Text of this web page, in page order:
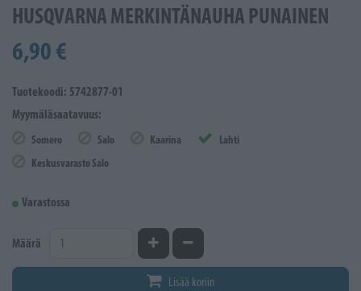
HUSQVARNA MERKINTÄNAUHA PUNAINEN
6,90 €
Tuotekoodi: 5742877-01
Myymäläsaatavuus:
Somero Salo Kaarina
Lahti
Keskusvarasto Salo
Varastossa
Määrä Kasvata määrääVähennä määrää
Lisää koriin